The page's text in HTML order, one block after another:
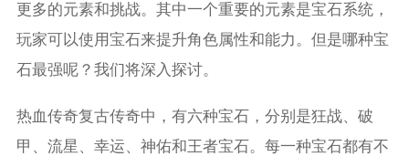
更多的元素和挑战。其中一个重要的元素是宝石系统，
玩家可以使用宝石来提升角色属性和能力。但是哪种宝
石最强呢？我们将深入探讨。
热血传奇复古传奇中，有六种宝石，分别是狂战、破
甲、流星、幸运、神佑和王者宝石。每一种宝石都有不